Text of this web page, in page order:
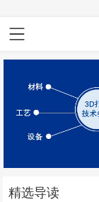
精选导读